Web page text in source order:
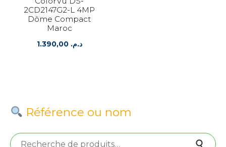
2CD2147G2-L 4MP
Dôme Compact
Maroc
د.م. 1.390,00
Référence ou nom
Recherche pour :